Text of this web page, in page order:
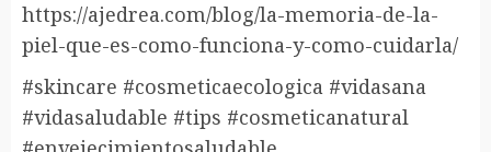
https://ajedrea.com/blog/la-memoria-de-la-
piel-que-es-como-funciona-y-como-cuidarla/
#skincare #cosmeticaecologica #vidasana
#vidasaludable #tips #cosmeticanatural